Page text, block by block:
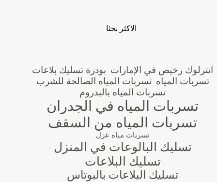
الاكثر بحثا
انترلوك رخيص في الإمارات بودرة تسليك بلاعات
تسربات المياه تسربات المياه الصالحة للشرب
تسربات المياه بالبدروم
تسربات المياه في الجدران
تسربات المياه من السقف
تسربات مياه عزل
تسليك البالوعات في المنزل
تسليك البلاعات
تسليك البلاعات بالبوتاس